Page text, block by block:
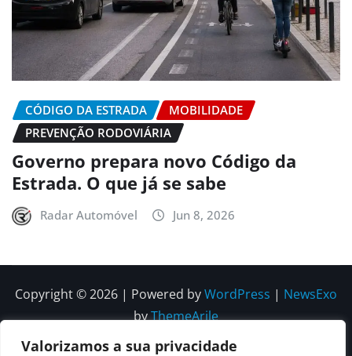
Valorizamos a sua privacidade
CÓDIGO DA ESTRADA
MOBILIDADE
PREVENÇÃO RODOVIÁRIA
Governo prepara novo Código da
Estrada. O que já se sabe
Radar Automóvel Jun 8, 2026
Copyright © 2026 | Powered byWordPress | NewsExo
byThemeArile